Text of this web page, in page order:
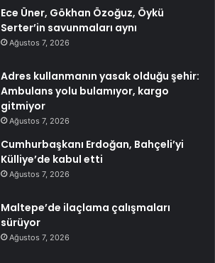
Ece Üner, Gökhan Özoğuz, Öykü
Serter’in savunmaları aynı
Ağustos 7, 2026
Adres kullanmanın yasak olduğu şehir:
Ambulans yolu bulamıyor, kargo
gitmiyor
Ağustos 7, 2026
Cumhurbaşkanı Erdoğan, Bahçeli’yi
Külliye’de kabul etti
Ağustos 7, 2026
Maltepe’de ilaçlama çalışmaları
sürüyor
Ağustos 7, 2026